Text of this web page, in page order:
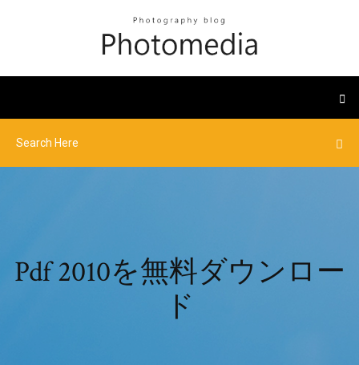
Pdf 2010を無料ダウンロー
ド